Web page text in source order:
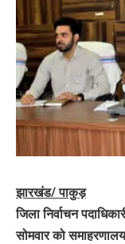
झारखंड/ पाकुड़
जिला निर्वाचन
सोमवार को